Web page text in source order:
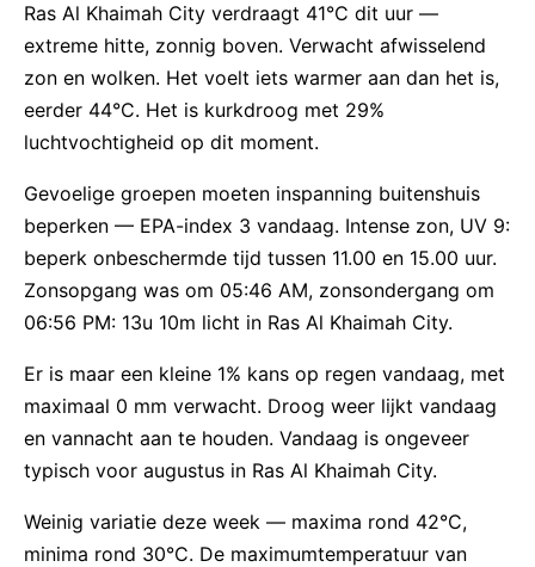
Ras Al Khaimah City verdraagt 41°C dit uur —
extreme hitte, zonnig boven. Verwacht afwisselend
zon en wolken. Het voelt iets warmer aan dan het is,
eerder 44°C. Het is kurkdroog met 29%
luchtvochtigheid op dit moment.
Gevoelige groepen moeten inspanning buitenshuis
beperken — EPA-index 3 vandaag. Intense zon, UV 9:
beperk onbeschermde tijd tussen 11.00 en 15.00 uur.
Zonsopgang was om 05:46 AM, zonsondergang om
06:56 PM: 13u 10m licht in Ras Al Khaimah City.
Er is maar een kleine 1% kans op regen vandaag, met
maximaal 0 mm verwacht. Droog weer lijkt vandaag
en vannacht aan te houden. Vandaag is ongeveer
typisch voor augustus in Ras Al Khaimah City.
Weinig variatie deze week — maxima rond 42°C,
minima rond 30°C. De maximumtemperatuur van